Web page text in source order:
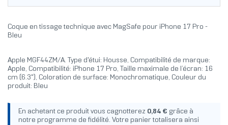
Coque en tissage technique avec MagSafe pour iPhone 17 Pro -
Bleu
Apple MGF44ZM/A. Type d'étui: Housse, Compatibilité de marque:
Apple, Compatibilité: iPhone 17 Pro, Taille maximale de l’écran: 16
cm (6.3"), Coloration de surface: Monochromatique, Couleur du
produit: Bleu
En achetant ce produit vous cagnotterez 0,84 € grâce à
notre programme de fidélité. Votre panier totalisera ainsi